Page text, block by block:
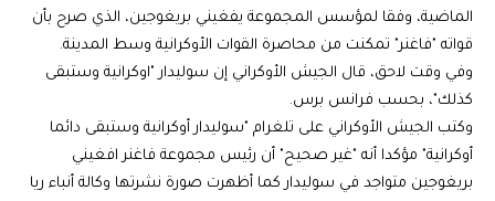
الماضية، وفقا لمؤسس المجموعة يفغيني بريغوجين، الذي صرح بأن
قواته "فاغنر" تمكنت من محاصرة القوات الأوكرانية وسط المدينة.
وفي وقت لاحق، قال الجيش الأوكراني إن سوليدار "اوكرانية وستبقى
كذلك"، بحسب فرانس برس.
وكتب الجيش الأوكراني على تلغرام "سوليدار أوكرانية وستبقى دائما
أوكرانية" مؤكدا أنه "غير صحيح" أن رئيس مجموعة فاغنر افغيني
بريغوجين متواجد في سوليدار كما أظهرت صورة نشرتها وكالة أنباء ريا